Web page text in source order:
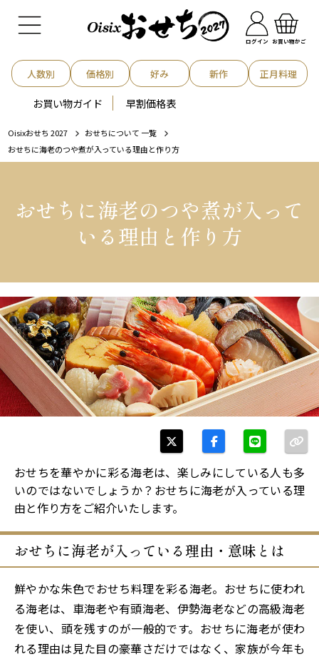
ログイン お買い物かご
人数別 価格別 好み 新作 正月料理
お買い物ガイド 早割価格表
Oisixおせち 2027
おせちについて 一覧
おせちに海老のつや煮が入っている理由と作り方
おせちに海老のつや煮が入って
いる理由と作り方
おせちを華やかに彩る海老は、楽しみにしている人も多
いのではないでしょうか？おせちに海老が入っている理
由と作り方をご紹介いたします。
おせちに海老が入っている理由・意味とは
鮮やかな朱色でおせち料理を彩る海老。おせちに使われ
る海老は、車海老や有頭海老、伊勢海老などの高級海老
を使い、頭を残すのが一般的です。おせちに海老が使わ
れる理由は見た目の豪華さだけではなく、家族が今年も